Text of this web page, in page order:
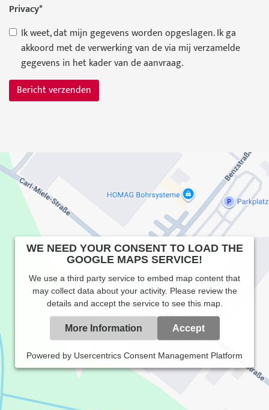
Privacy*
Ik weet, dat mijn gegevens worden opgeslagen. Ik ga
akkoord met de verwerking van de via mij verzamelde
gegevens in het kader van de aanvraag.
WE NEED YOUR CONSENT TO LOAD THE
GOOGLE MAPS SERVICE!
We use a third party service to embed map content that
may collect data about your activity. Please review the
details and accept the service to see this map.
More Information Accept
Powered by Usercentrics Consent Management Platform